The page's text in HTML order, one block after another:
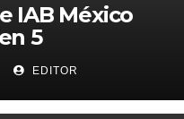
IAB México
5
en la
marketing y la
EDITOR